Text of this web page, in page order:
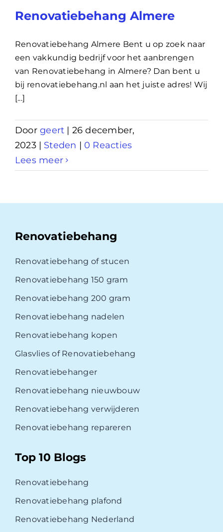
Renovatiebehang Almere
Renovatiebehang Almere Bent u op zoek naar
een vakkundig bedrijf voor het aanbrengen
van Renovatiebehang in Almere? Dan bent u
bij renovatiebehang.nl aan het juiste adres! Wij
[...]
Doorgeert | 26 december,
2023 | Steden | 0 Reacties
Lees meer
Renovatiebehang
Renovatiebehang of stucen
Renovatiebehang 150 gram
Renovatiebehang 200 gram
Renovatiebehang nadelen
Renovatiebehang kopen
Glasvlies of Renovatiebehang
Renovatiebehanger
Renovatiebehang nieuwbouw
Renovatiebehang verwijderen
Renovatiebehang repareren
Top 10 Blogs
Renovatiebehang
Renovatiebehang plafond
Renovatiebehang Nederland